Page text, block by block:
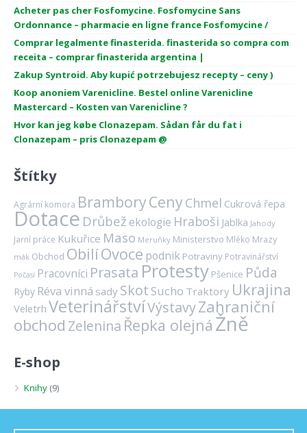
Acheter pas cher Fosfomycine. Fosfomycine Sans
Ordonnance – pharmacie en ligne france Fosfomycine /
Comprar legalmente finasterida. finasterida so compra com
receita – comprar finasterida argentina |
Zakup Syntroid. Aby kupić potrzebujesz recepty – ceny )
Koop anoniem Varenicline. Bestel online Varenicline
Mastercard – Kosten van Varenicline ?
Hvor kan jeg købe Clonazepam. Sådan får du fat i
Clonazepam – pris Clonazepam @
Štítky
Agrární komora BramboryCenyChmel Cukrová řepa
Dotace Drůbež ekologie Hraboši Jablka Jahody
Jarní práce Kukuřice Maso Meruňky Ministerstvo Mléko Mrazy
mák Obchod ObilíOvoce podnik Potraviny Potravinářství
Počasí Pracovníci Prasata Protesty Pšenice Půda
Ryby Réva vinná sady Skot Sucho Traktory Ukrajina
Veletrh VeterinářstvíVýstavyZahraniční
obchod Zelenina Řepka olejná Žně
E-shop
Knihy (9)